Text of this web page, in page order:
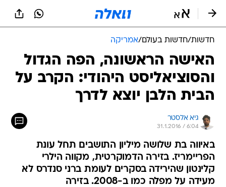
חדשות/חדשות בעולם/אמריקה
האישה הראשונה, הפה הגדול
והסוציאליסט היהודי: הקרב על
הבית הלבן יוצא לדרך
גיא אלסטר
31.1.2016 / 6:04
באיווה בת שלושה מיליון התושבים תחל עונת
הפריימריז. בזירה הדמוקרטית, מקווה הילרי
קלינטון שהירידה בסקרים לעומת ברני סנדרס לא
מעידה על מפלה כמו ב-2008. בזירה